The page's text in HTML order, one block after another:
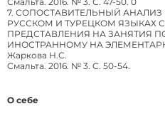
7. СОПОСТАВИТЕЛЬНЫЙ
РУССКОМ И ТУРЕЦКОМ ЯЗЫКАХ
ПРЕДСТАВЛЕНИЯ НА ЗАНЯТИЯ
ИНОСТРАННОМУ НА
Жаркова Н.С.
Смальта. 2016. № 3. С. 50-54.
О себе